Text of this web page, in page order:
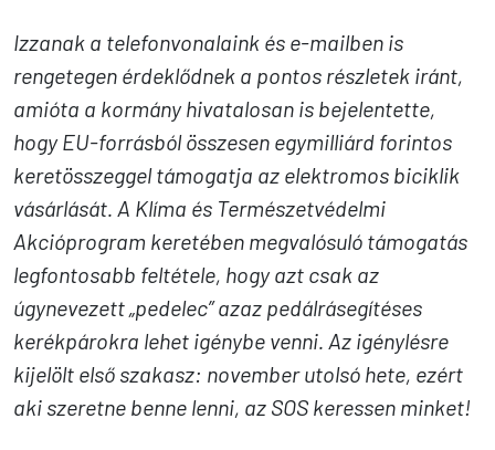
Izzanak a telefonvonalaink és e-mailben is
rengetegen érdeklődnek a pontos részletek iránt,
amióta a kormány hivatalosan is bejelentette,
hogy EU-forrásból összesen egymilliárd forintos
keretösszeggel támogatja az elektromos biciklik
vásárlását. A Klíma és Természetvédelmi
Akcióprogram keretében megvalósuló támogatás
legfontosabb feltétele, hogy azt csak az
úgynevezett „pedelec” azaz pedálrásegítéses
kerékpárokra lehet igénybe venni. Az igénylésre
kijelölt első szakasz: november utolsó hete, ezért
aki szeretne benne lenni, az SOS keressen minket!